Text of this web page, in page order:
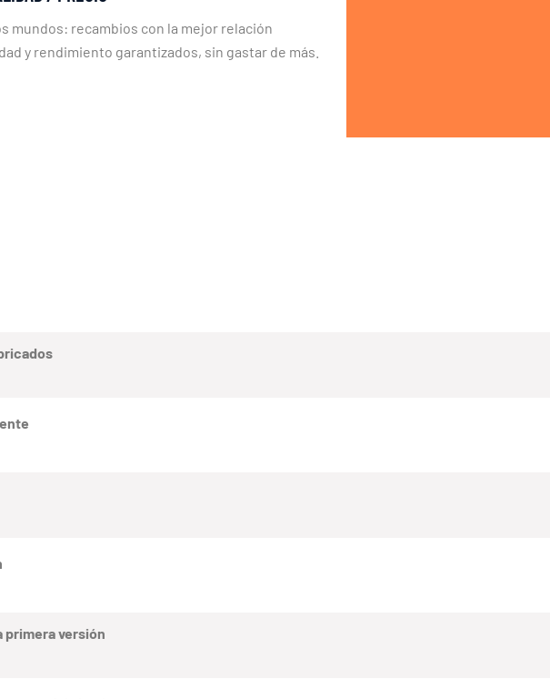
mundos: recambios con la mejor relación
y rendimiento garantizados, sin gastar de más.
primera versión